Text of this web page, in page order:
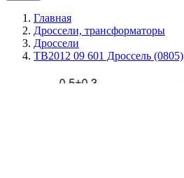
Главная
Дроссели, трансформаторы
Дроссели
TB2012 09 601 Дроссель (0805)